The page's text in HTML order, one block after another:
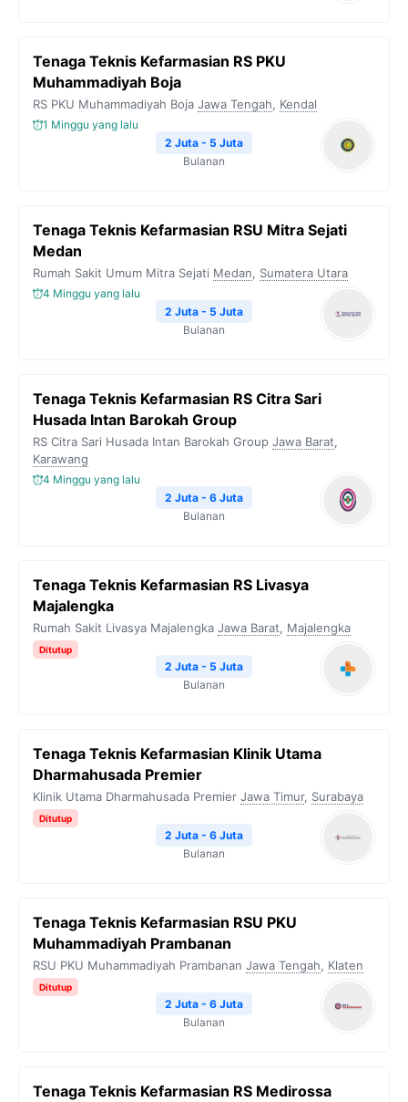
Tenaga Teknis Kefarmasian RS PKU
Muhammadiyah Boja
RS PKU Muhammadiyah Boja Jawa Tengah, Kendal
1 Minggu yang lalu
2 Juta - 5 Juta
Bulanan
Tenaga Teknis Kefarmasian RSU Mitra Sejati
Medan
Rumah Sakit Umum Mitra Sejati Medan, Sumatera Utara
4 Minggu yang lalu
2 Juta - 5 Juta
Bulanan
Tenaga Teknis Kefarmasian RS Citra Sari
Husada Intan Barokah Group
RS Citra Sari Husada Intan Barokah Group Jawa Barat,
Karawang
4 Minggu yang lalu
2 Juta - 6 Juta
Bulanan
Tenaga Teknis Kefarmasian RS Livasya
Majalengka
Rumah Sakit Livasya Majalengka Jawa Barat, Majalengka
Ditutup
2 Juta - 5 Juta
Bulanan
Tenaga Teknis Kefarmasian Klinik Utama
Dharmahusada Premier
Klinik Utama Dharmahusada Premier Jawa Timur, Surabaya
Ditutup
2 Juta - 6 Juta
Bulanan
Tenaga Teknis Kefarmasian RSU PKU
Muhammadiyah Prambanan
RSU PKU Muhammadiyah Prambanan Jawa Tengah, Klaten
Ditutup
2 Juta - 6 Juta
Bulanan
Tenaga Teknis Kefarmasian RS Medirossa